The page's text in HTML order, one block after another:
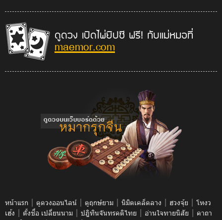
ดูดวง เปิดไพ่ยิปซี ฟรี! กับแม่หมอที่
maemor.com
หน้าแรก | ดูดวงออนไลน์ | ดูฤกษ์ยาม | นิมิตเคล็ดลาง | ฮวงจุ้ย | โหงว
เฮ้ง | ตั้งชื่อ เปลี่ยนนาม | ปฎิทินจันทรคติไทย | อ่านใจทายนิสัย | คาถา